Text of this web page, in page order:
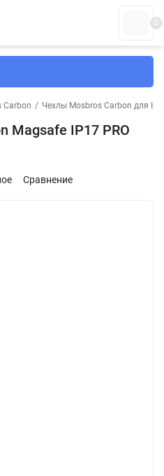
0
Carbon / Чехлы Mosbros Carbon для
Magsafe IP17 PRO
Сравнение